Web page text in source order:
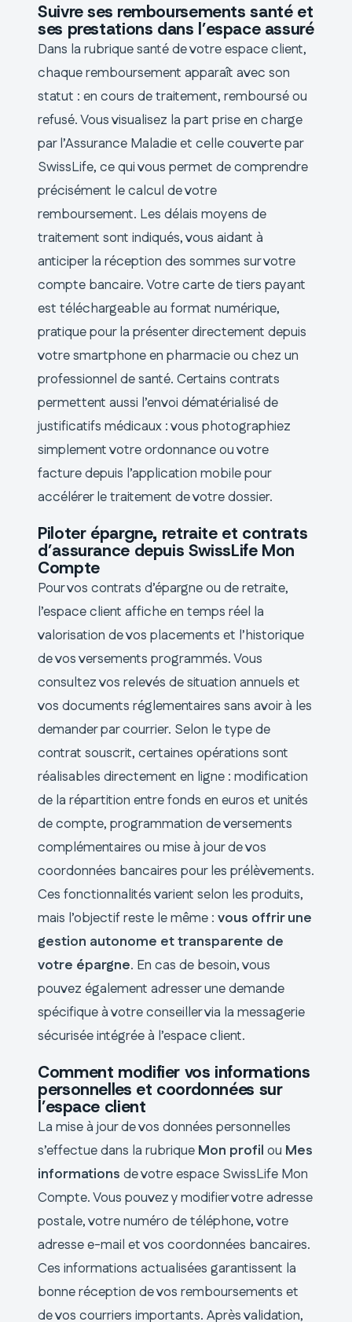
Suivre ses remboursements santé et
ses prestations dans l’espace assuré
Dans la rubrique santé de votre espace client,
chaque remboursement apparaît avec son
statut : en cours de traitement, remboursé ou
refusé. Vous visualisez la part prise en charge
par l’Assurance Maladie et celle couverte par
SwissLife, ce qui vous permet de comprendre
précisément le calcul de votre
remboursement. Les délais moyens de
traitement sont indiqués, vous aidant à
anticiper la réception des sommes sur votre
compte bancaire. Votre carte de tiers payant
est téléchargeable au format numérique,
pratique pour la présenter directement depuis
votre smartphone en pharmacie ou chez un
professionnel de santé. Certains contrats
permettent aussi l’envoi dématérialisé de
justificatifs médicaux : vous photographiez
simplement votre ordonnance ou votre
facture depuis l’application mobile pour
accélérer le traitement de votre dossier.
Piloter épargne, retraite et contrats
d’assurance depuis SwissLife Mon
Compte
Pour vos contrats d’épargne ou de retraite,
l’espace client affiche en temps réel la
valorisation de vos placements et l’historique
de vos versements programmés. Vous
consultez vos relevés de situation annuels et
vos documents réglementaires sans avoir à les
demander par courrier. Selon le type de
contrat souscrit, certaines opérations sont
réalisables directement en ligne : modification
de la répartition entre fonds en euros et unités
de compte, programmation de versements
complémentaires ou mise à jour de vos
coordonnées bancaires pour les prélèvements.
Ces fonctionnalités varient selon les produits,
mais l’objectif reste le même : vous offrir une
gestion autonome et transparente de
votre épargne. En cas de besoin, vous
pouvez également adresser une demande
spécifique à votre conseiller via la messagerie
sécurisée intégrée à l’espace client.
Comment modifier vos informations
personnelles et coordonnées sur
l’espace client
La mise à jour de vos données personnelles
s’effectue dans la rubrique Mon profil ou Mes
informations de votre espace SwissLife Mon
Compte. Vous pouvez y modifier votre adresse
postale, votre numéro de téléphone, votre
adresse e-mail et vos coordonnées bancaires.
Ces informations actualisées garantissent la
bonne réception de vos remboursements et
de vos courriers importants. Après validation,